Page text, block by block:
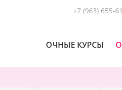
+7 (963) 655-
ОЧНЫЕ КУРСЫ